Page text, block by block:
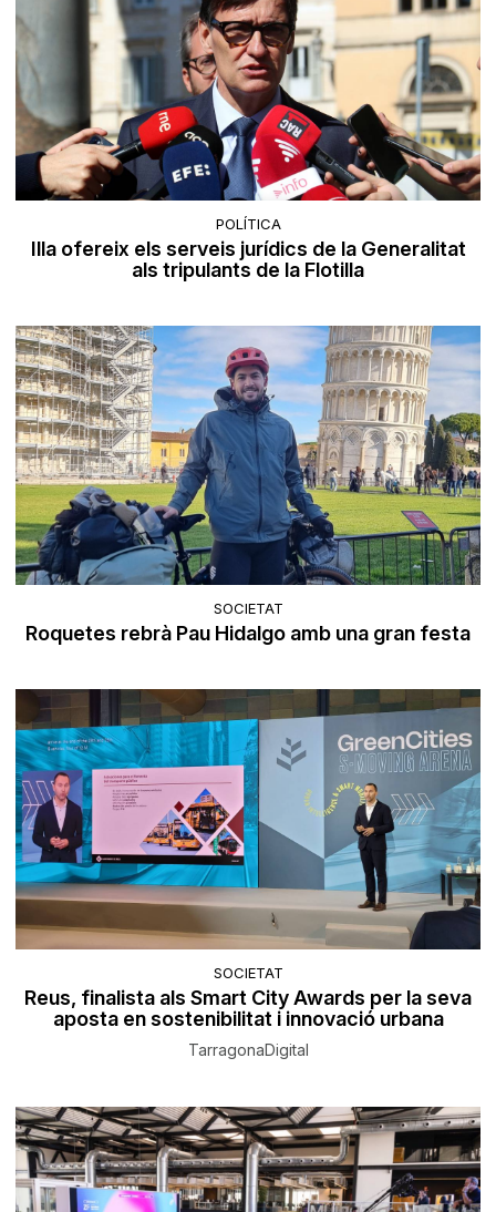
POLÍTICA
Illa ofereix els serveis jurídics de la Generalitat
als tripulants de la Flotilla
SOCIETAT
Roquetes rebrà Pau Hidalgo amb una gran festa
SOCIETAT
Reus, finalista als Smart City Awards per la seva
aposta en sostenibilitat i innovació urbana
TarragonaDigital